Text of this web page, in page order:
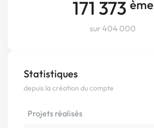
171 373 ème
sur 404 000
Statistiques
depuis la création du compte
Projets réalisés